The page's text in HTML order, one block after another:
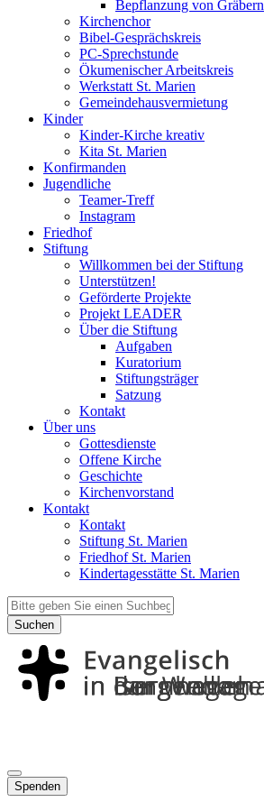
Bepflanzung von Gräbern
Kirchenchor
Bibel-Gesprächskreis
PC-Sprechstunde
Ökumenischer Arbeitskreis
Werkstatt St. Marien
Gemeindehausvermietung
Kinder
Kinder-Kirche kreativ
Kita St. Marien
Konfirmanden
Jugendliche
Teamer-Treff
Instagram
Friedhof
Stiftung
Willkommen bei der Stiftung
Unterstützen!
Geförderte Projekte
Projekt LEADER
Über die Stiftung
Aufgaben
Kuratorium
Stiftungsträger
Satzung
Kontakt
Über uns
Gottesdienste
Offene Kirche
Geschichte
Kirchenvorstand
Kontakt
Kontakt
Stiftung St. Marien
Friedhof St. Marien
Kindertagesstätte St. Marien
Suchen
Spenden